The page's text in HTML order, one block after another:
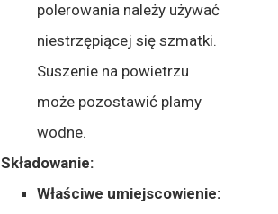
polerowania należy używać
niestrzępiącej się szmatki.
Suszenie na powietrzu
może pozostawić plamy
wodne.
Składowanie:
Właściwe umiejscowienie: